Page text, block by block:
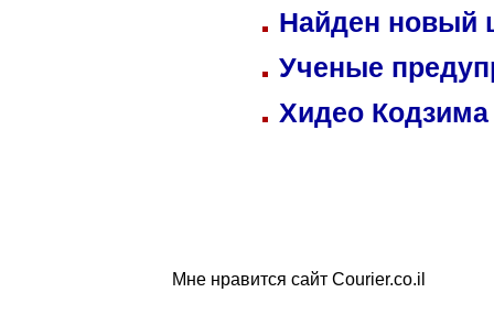
Найден
Ученые
Хидео
Мне нравится сайт Courier.co.il